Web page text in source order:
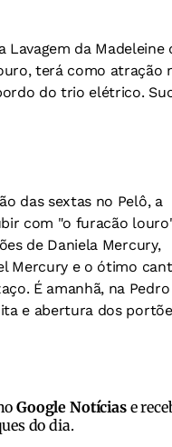
Lavagem da Madeleine
terá como atração
do trio elétrico.
das sextas no Pelô, a
com "o furacão
de Daniela Mercury,
Mercury e o ótimo
É amanhã, na
e abertura dos
Google Notíciase
do dia.